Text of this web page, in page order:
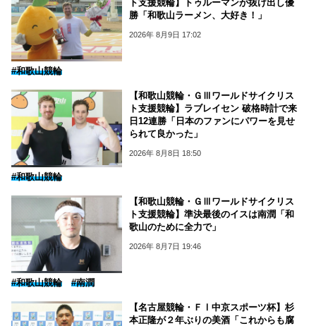
ト支援競輪】トゥルーマンが抜け出し優
勝「和歌山ラーメン、大好き！」
2026年 8月9日 17:02
#和歌山競輪
【和歌山競輪・ＧⅢワールドサイクリス
ト支援競輪】ラブレイセン 破格時計で来
日12連勝「日本のファンにパワーを見せ
られて良かった」
2026年 8月8日 18:50
#和歌山競輪
【和歌山競輪・ＧⅢワールドサイクリス
ト支援競輪】準決最後のイスは南潤「和
歌山のために全力で」
2026年 8月7日 19:46
#和歌山競輪 #南潤
【名古屋競輪・ＦⅠ中京スポーツ杯】杉
本正隆が２年ぶりの美酒「これからも腐